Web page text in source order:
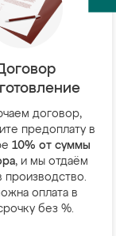
договор,
предоплату в
10% от суммы
, и мы отдаём
производство.
оплата в
без %.